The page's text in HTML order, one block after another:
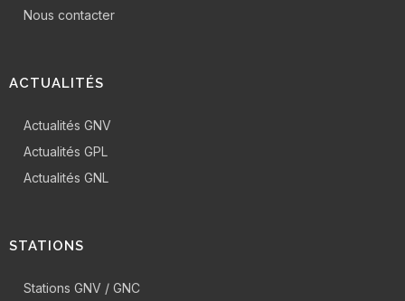
Nous contacter
ACTUALITÉS
Actualités GNV
Actualités GPL
Actualités GNL
STATIONS
Stations GNV / GNC